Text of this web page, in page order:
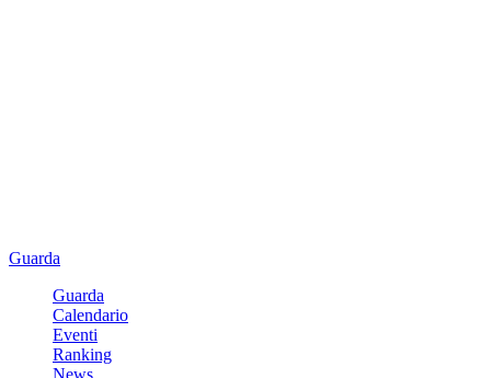
Guarda
Guarda
Calendario
Eventi
Ranking
News